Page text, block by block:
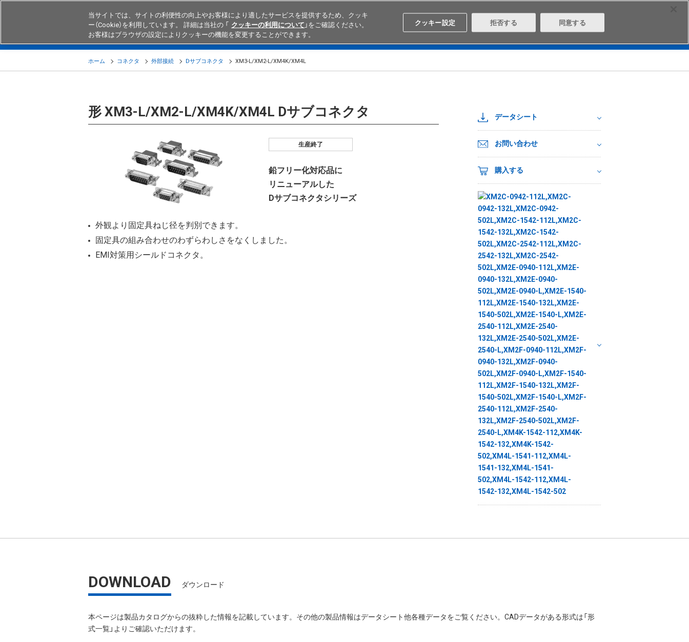
Japan Search
製品 業界・用途別商品 知る・学ぶ テクニカルサポート
ホーム コネクタ 外部接続 Dサブコネクタ XM3-L/XM2-L/XM4K/XM4L
形 XM3-L/XM2-L/XM4K/XM4L Dサブコネクタ
生産終了
鉛フリー化対応品に
リニューアルした
Dサブコネクタシリーズ
外観より固定具ねじ径を判別できます。
固定具の組み合わせのわずらわしさをなくしました。
EMI対策用シールドコネクタ。
データシート
お問い合わせ
購入する
DOWNLOAD ダウンロード
本ページは製品カタログからの抜粋した情報を記載しています。その他の製品情報はデータシート他各種データをご覧ください。CADデータがある形式は「形
式一覧」よりご確認いただけます。
当サイトでは、サイトの利便性の向上やお客様により適したサービスを提供するため、クッキ
ー（Cookie）を利用しています。 詳細は当社の 「 クッキーの利用について 」をご確認ください。
お客様はブラウザの設定によりクッキーの機能を変更することができます。
クッキー設定 拒否する 同意する